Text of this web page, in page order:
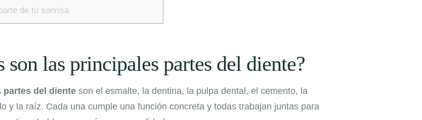
de tu sonrisa
son las principales partes del diente?
partes del diente son el esmalte, la dentina, la pulpa dental, el cemento, la
y la raíz. Cada una cumple una función concreta y todas trabajan juntas para